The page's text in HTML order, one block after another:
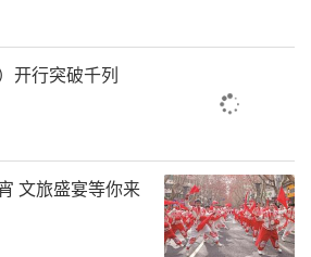
开行突破千列
文旅盛宴等你来